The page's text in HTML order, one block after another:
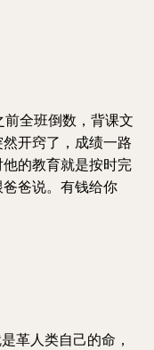
全班倒数，背课文
开窍了，成绩一路
的教育就是按时完
爸说。有钱给你
革人类自己的命，